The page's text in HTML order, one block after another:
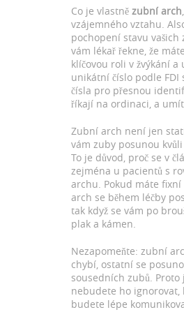
Co je vlastně zubní arch,
vzájemného vztahu.
pochopení stavu vašich
vám lékař řekne, že
klíčovou roli v žvýkání
unikátní číslo podle FDI
čísla pro přesnou
říkají na ordinaci, a
Zubní arch není jen
vám zuby posunou
To je důvod, proč se v
zejména u pacientů s
archu. Pokud máte fixní
arch se během léčby
tak když se vám po
plak a kámen.
Nezapomeňte: zubní
chybí, ostatní se
sousedních zubů. Proto
nebudete ho ignorovat,
budete lépe